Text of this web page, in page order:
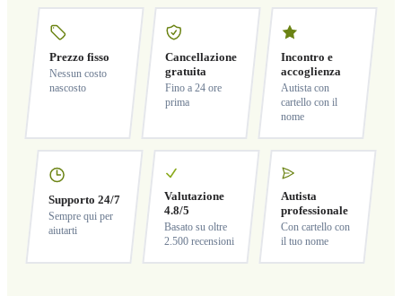
Prezzo fisso
Nessun costo
nascosto
Cancellazione
gratuita
Fino a 24 ore
prima
Incontro e
accoglienza
Autista con
cartello con il
nome
Supporto 24/7
Sempre qui per
aiutarti
Valutazione
4.8/5
Basato su oltre
2.500 recensioni
Autista
professionale
Con cartello con
il tuo nome